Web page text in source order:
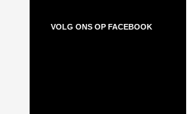
VOLG ONS OP FACEBOOK